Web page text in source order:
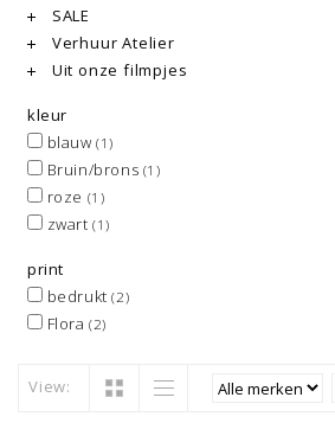
SALE
Verhuur Atelier
Uit onze filmpjes
kleur
blauw(1)
Bruin/brons (1)
roze (1)
zwart(1)
print
bedrukt(2)
Flora(2)
View: